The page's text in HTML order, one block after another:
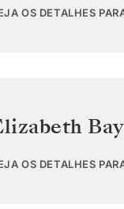
OS DETALHES
OS DETALHES